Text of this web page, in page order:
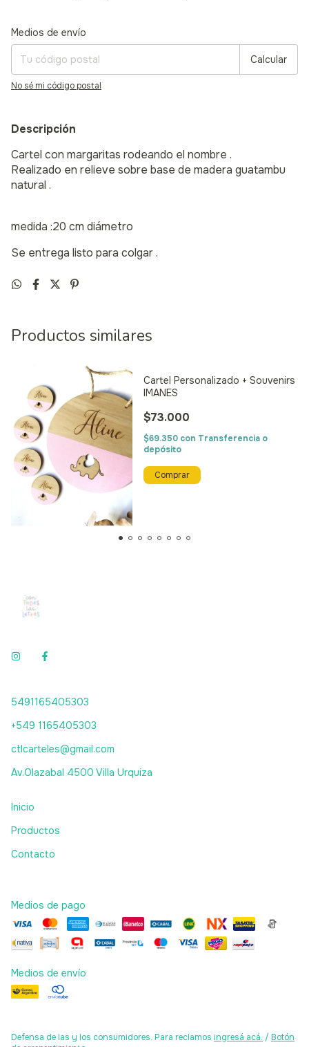
Entregas para el CP:
Medios de envío
Calcular
No sé mi código postal
Descripción
Cartel con margaritas rodeando el nombre .
Realizado en relieve sobre base de madera guatambu
natural .
medida :20 cm diámetro
Se entrega listo para colgar .
Productos similares
Cartel Personalizado + Souvenirs
IMANES
$73.000
$69.350 con Transferencia o
depósito
Comprar
5491165405303
+549 1165405303
ctlcarteles@gmail.com
Av.Olazabal 4500 Villa Urquiza
Inicio
Productos
Contacto
Medios de pago
Medios de envío
Defensa de las y los consumidores. Para reclamos ingresá acá. / Botón